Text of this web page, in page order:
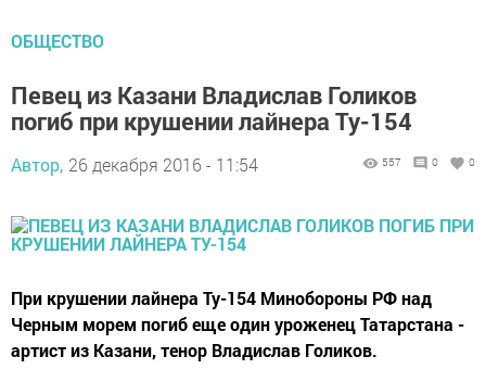
ОБЩЕСТВО
Певец из Казани Владислав Голиков
погиб при крушении лайнера Ту-154
Автор, 26 декабря 2016 - 11:54 557 0 0
При крушении лайнера Ту-154 Минобороны РФ над
Черным морем погиб еще один уроженец Татарстана -
артист из Казани, тенор Владислав Голиков.